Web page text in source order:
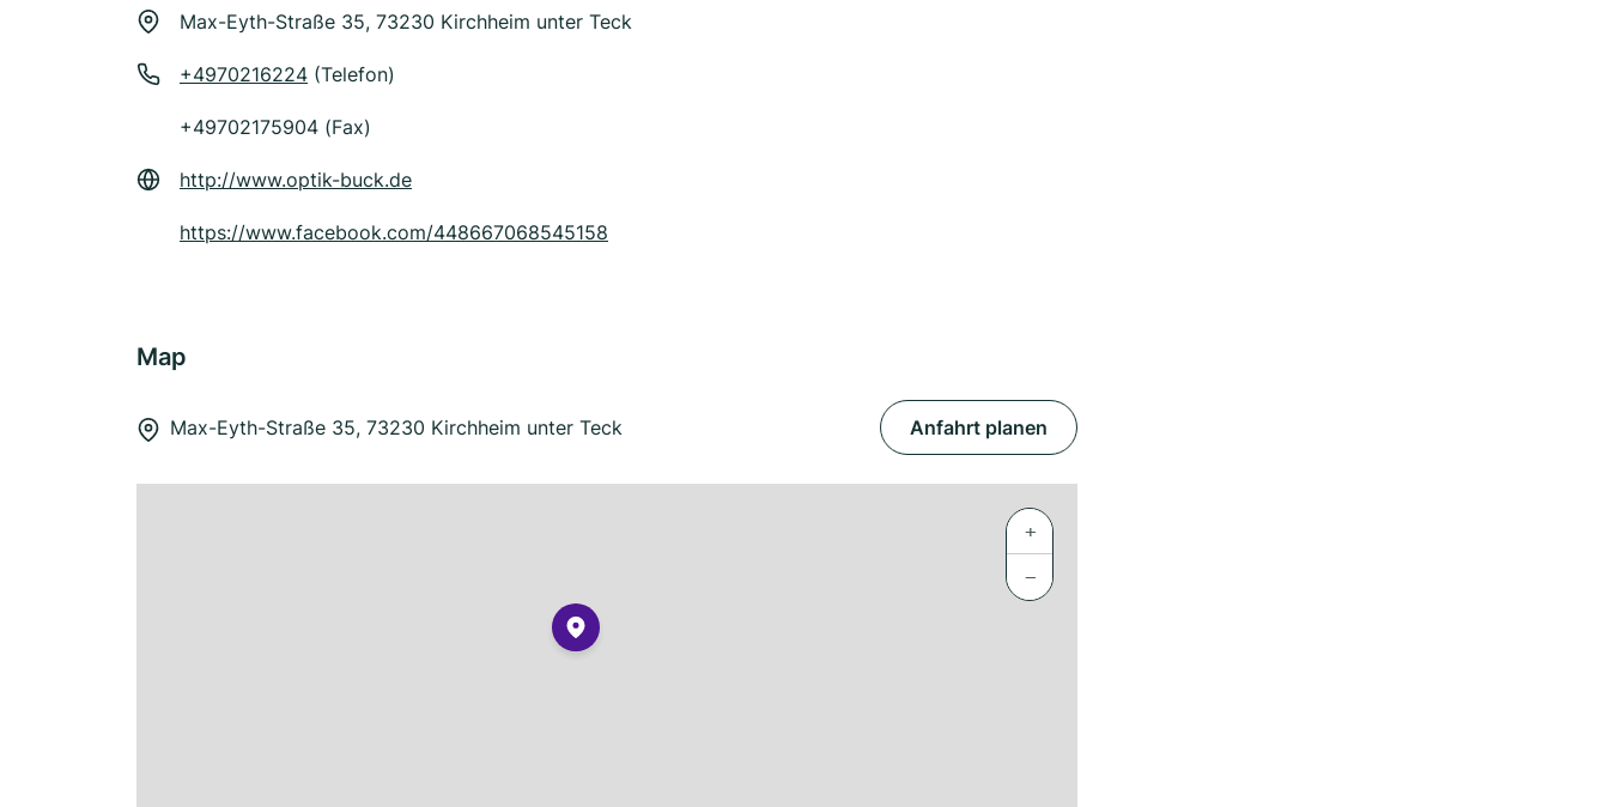
Max-Eyth-Straße 35, 73230 Kirchheim unter Teck
+4970216224 (Telefon)
+49702175904 (Fax)
http://www.optik-buck.de
https://www.facebook.com/448667068545158
Map
Max-Eyth-Straße 35, 73230 Kirchheim unter Teck Anfahrt planen
+
−